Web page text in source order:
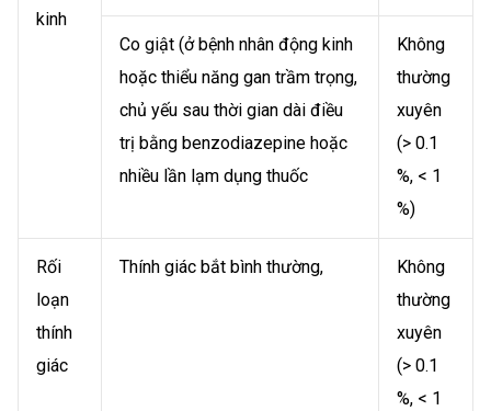
kinh
Co giật (ở bệnh nhân động kinh
hoặc thiểu năng gan trầm trọng,
chủ yếu sau thời gian dài điều
trị bằng benzodiazepine hoặc
nhiều lần lạm dụng thuốc
Không
thường
xuyên
(> 0.1
%, < 1
%)
Rối
loạn
thính
giác
Thính giác bắt bình thường,
Không
thường
xuyên
(> 0.1
%, < 1